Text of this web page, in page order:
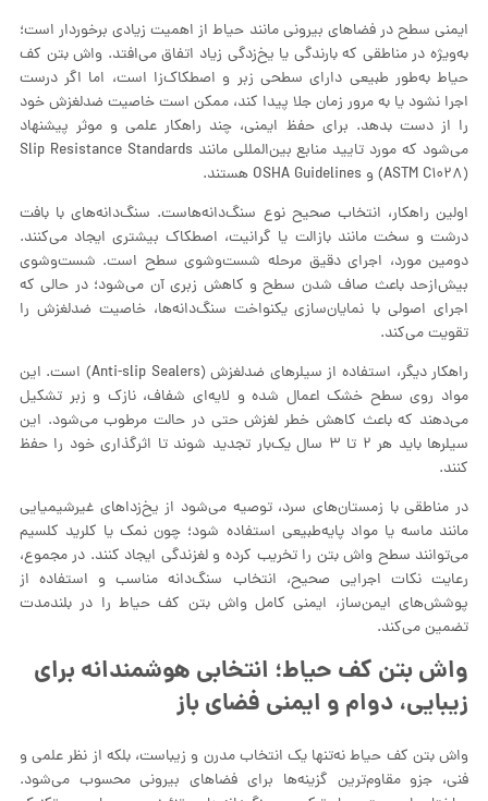
ایمنی سطح در فضاهای بیرونی مانند حیاط از اهمیت زیادی برخوردار است؛
به‌ویژه در مناطقی که بارندگی یا یخ‌زدگی زیاد اتفاق می‌افتد. واش بتن کف
حیاط به‌طور طبیعی دارای سطحی زبر و اصطکاک‌زا است، اما اگر درست
اجرا نشود یا به مرور زمان جلا پیدا کند، ممکن است خاصیت ضدلغزش خود
را از دست بدهد. برای حفظ ایمنی، چند راهکار علمی و موثر پیشنهاد
می‌شود که مورد تایید منابع بین‌المللی مانند Slip Resistance Standards
(ASTM C۱۰۲۸) و OSHA Guidelines هستند.
اولین راهکار، انتخاب صحیح نوع سنگ‌دانه‌هاست. سنگ‌دانه‌های با بافت
درشت و سخت مانند بازالت یا گرانیت، اصطکاک بیشتری ایجاد می‌کنند.
دومین مورد، اجرای دقیق مرحله شست‌وشوی سطح است. شست‌وشوی
بیش‌ازحد باعث صاف شدن سطح و کاهش زبری آن می‌شود؛ در حالی که
اجرای اصولی با نمایان‌سازی یکنواخت سنگ‌دانه‌ها، خاصیت ضدلغزش را
تقویت می‌کند.
راهکار دیگر، استفاده از سیلرهای ضدلغزش (Anti-slip Sealers) است. این
مواد روی سطح خشک اعمال شده و لایه‌ای شفاف، نازک و زبر تشکیل
می‌دهند که باعث کاهش خطر لغزش حتی در حالت مرطوب می‌شود. این
سیلرها باید هر ۲ تا ۳ سال یک‌بار تجدید شوند تا اثرگذاری خود را حفظ
کنند.
در مناطقی با زمستان‌های سرد، توصیه می‌شود از یخ‌زداهای غیرشیمیایی
مانند ماسه یا مواد پایه‌طبیعی استفاده شود؛ چون نمک یا کلرید کلسیم
می‌توانند سطح واش بتن را تخریب کرده و لغزندگی ایجاد کنند. در مجموع،
رعایت نکات اجرایی صحیح، انتخاب سنگ‌دانه مناسب و استفاده از
پوشش‌های ایمن‌ساز، ایمنی کامل واش بتن کف حیاط را در بلندمدت
تضمین می‌کند.
واش بتن کف حیاط؛ انتخابی هوشمندانه برای
زیبایی، دوام و ایمنی فضای باز
واش بتن کف حیاط نه‌تنها یک انتخاب مدرن و زیباست، بلکه از نظر علمی و
فنی، جزو مقاوم‌ترین گزینه‌ها برای فضاهای بیرونی محسوب می‌شود.